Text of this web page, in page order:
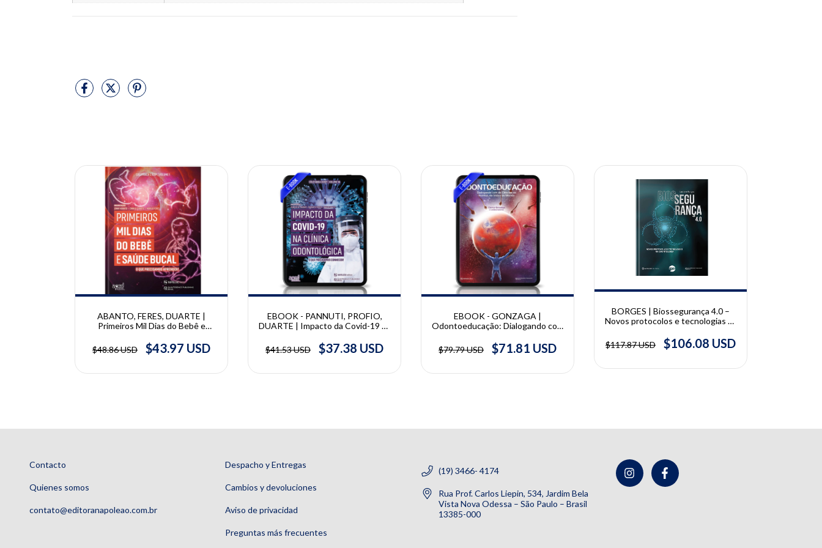
ABANTO, FERES, DUARTE |
Primeiros Mil Dias do Bebê e
Duarte, Jenny Abanto, Murilo
Feres
$48.86 USD $43.97 USD
EBOOK - PANNUTI, PROFIO,
DUARTE | Impacto da Covid-19 na
Pannuti, Bruna Di Profio, Danilo
Duarte
$41.53 USD $37.38 USD
EBOOK - GONZAGA |
Odontoeducação: Dialogando com
mundo | Clarice Gonzaga
$79.79 USD $71.81 USD
BORGES | Biossegurança 4.0 –
Novos protocolos e tecnologias na
$117.87 USD
$106.08 USD
Contacto
Quienes somos
contato@editoranapoleao.com.br
Despacho y Entregas
Cambios y devoluciones
Aviso de privacidad
Preguntas más frecuentes
(19) 3466- 4174
Rua Prof. Carlos Liepin, 534, Jardim Bela
Vista Nova Odessa – São Paulo – Brasil
13385-000